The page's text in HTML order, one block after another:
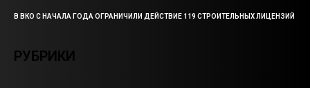
В ВКО С НАЧАЛА ГОДА ОГРАНИЧИЛИ ДЕЙСТВИЕ 119 СТРОИТЕЛЬНЫХ ЛИЦЕНЗИЙ
РУБРИКИ